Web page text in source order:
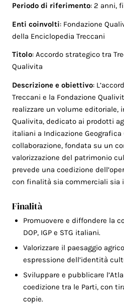
Periodo di riferimento: 2 anni,
Enti coinvolti: Fondazione
della Enciclopedia Treccani
Titolo: Accordo strategico tra
Qualivita
Descrizione e obiettivo:
Treccani e la Fondazione
realizzare un volume editoriale,
Qualivita, dedicato ai prodotti
italiani a Indicazione Geografica
collaborazione, fondata su un
valorizzazione del patrimonio
prevede una coedizione
con finalità sia commerciali sia
Finalità
Promuovere e diffondere la
DOP, IGP e STG italiani.
Valorizzare il paesaggio
espressione dell’identità
Sviluppare e pubblicare
coedizione tra le Parti, con
copie.